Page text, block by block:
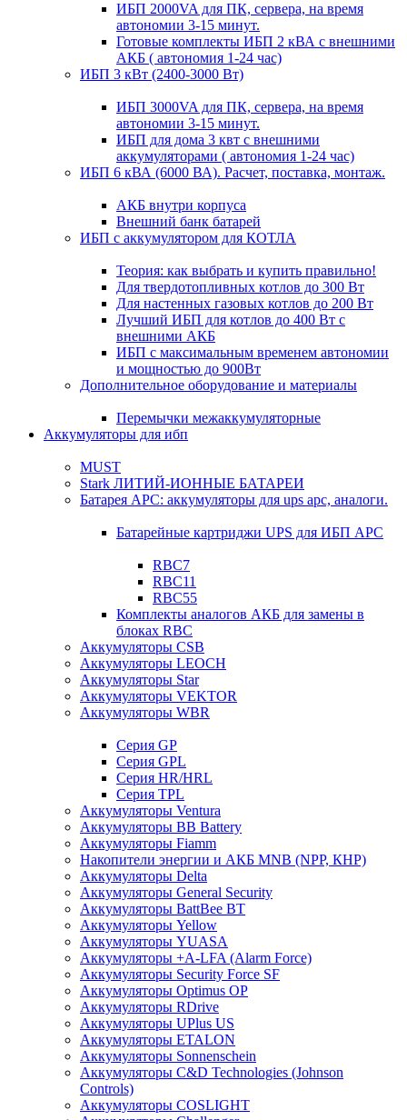
ИБП 2000VA для ПК, сервера, на время
автономии 3-15 минут.
Готовые комплекты ИБП 2 кВА с внешними
АКБ ( автономия 1-24 час)
ИБП 3 кВт (2400-3000 Вт)
ИБП 3000VA для ПК, сервера, на время
автономии 3-15 минут.
ИБП для дома 3 квт с внешними
аккумуляторами ( автономия 1-24 час)
ИБП 6 кВА (6000 ВА). Расчет, поставка, монтаж.
АКБ внутри корпуса
Внешний банк батарей
ИБП с аккумулятором для КОТЛА
Теория: как выбрать и купить правильно!
Для твердотопливных котлов до 300 Вт
Для настенных газовых котлов до 200 Вт
Лучший ИБП для котлов до 400 Вт с
внешними АКБ
ИБП с максимальным временем автономии
и мощностью до 900Вт
Дополнительное оборудование и материалы
Перемычки межаккумуляторные
Аккумуляторы для ибп
MUST
Stark ЛИТИЙ-ИОННЫЕ БАТАРЕИ
Батарея APC: аккумуляторы для ups apc, аналоги.
Батарейные картриджи UPS для ИБП APC
RBC7
RBC11
RBC55
Комплекты аналогов АКБ для замены в
блоках RBC
Аккумуляторы CSB
Аккумуляторы LEOCH
Аккумуляторы Star
Аккумуляторы VEKTOR
Аккумуляторы WBR
Cерия GP
Серия GPL
Серия HR/HRL
Серия TPL
Аккумуляторы Ventura
Аккумуляторы BB Battery
Аккумуляторы Fiamm
Накопители энергии и АКБ MNB (NPP, КНР)
Аккумуляторы Delta
Аккумуляторы General Security
Аккумуляторы BattBee BT
Аккумуляторы Yellow
Аккумуляторы YUASA
Аккумуляторы +A-LFA (Alarm Force)
Аккумуляторы Security Force SF
Аккумуляторы Optimus OP
Аккумуляторы RDrive
Аккумуляторы UPlus US
Аккумуляторы ETALON
Аккумуляторы Sonnenschein
Аккумуляторы С&D Technologies (Johnson
Controls)
Аккумуляторы COSLIGHT